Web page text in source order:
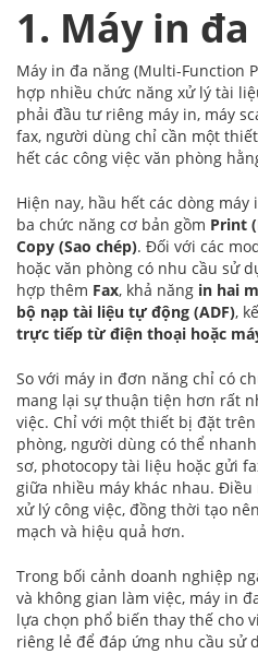
1. Máy in
Máy in đa năng (Multi-Function
hợp nhiều chức năng xử lý tài
phải đầu tư riêng máy in, máy
fax, người dùng chỉ cần một
hết các công việc văn phòng
Hiện nay, hầu hết các dòng
ba chức năng cơ bản gồm Print
Copy (Sao chép). Đối với các
hoặc văn phòng có nhu cầu sử
hợp thêm Fax, khả năng in hai
bộ nạp tài liệu tự động (ADF),
trực tiếp từ điện thoại hoặc
So với máy in đơn năng chỉ có
mang lại sự thuận tiện hơn rất
việc. Chỉ với một thiết bị đặt
phòng, người dùng có thể
sơ, photocopy tài liệu hoặc gửi
giữa nhiều máy khác nhau.
xử lý công việc, đồng thời tạo
mạch và hiệu quả hơn.
Trong bối cảnh doanh nghiệp
và không gian làm việc, máy in
lựa chọn phổ biến thay thế cho
riêng lẻ để đáp ứng nhu cầu sử